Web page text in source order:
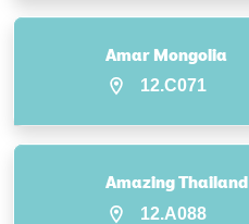
Amar Mongolia
12.C071
Amazing Thailand
12.A088